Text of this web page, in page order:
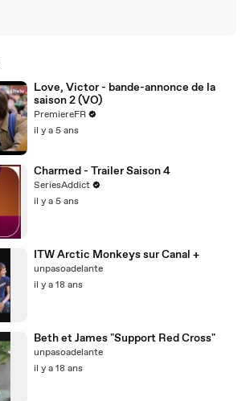
Love, Victor - bande-annonce de la
saison 2 (VO)
PremiereFR
il y a 5 ans
Charmed - Trailer Saison 4
SeriesAddict
il y a 5 ans
ITW Arctic Monkeys sur Canal +
unpasoadelante
il y a 18 ans
Beth et James "Support Red Cross"
unpasoadelante
il y a 18 ans